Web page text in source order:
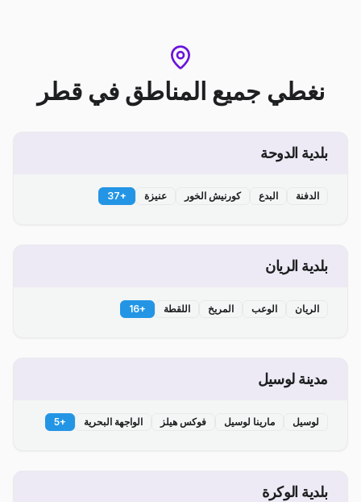
نغطي جميع المناطق في قطر
بلدية الدوحة
الدفنة البدع كورنيش الخور عنيزة +
37
بلدية الريان
الريان الوعب المريخ اللقطة +
16
مدينة لوسيل
لوسيل مارينا لوسيل فوكس هيلز الواجهة البحرية +
5
بلدية الوكرة